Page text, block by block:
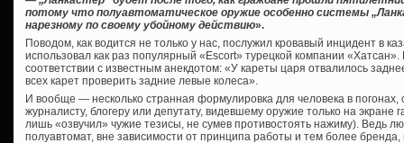
потому что полуавтоматическое оружие особенно системы
нарезному по своему убойному действию».
Поводом, как водится не только у нас, послужил кровавый инцидент в
использовал как раз популярный «Escort» турецкой компании «Хатсан».
соответствии с известным анекдотом: «У кареты царя отвалилось
всех карет проверить задние левые колеса».
И вообще — несколько странная формулировка для человека в
журналисту, блогеру или депутату, видевшему оружие только на экране
лишь «озвучил» чужие тезисы, не сумев противостоять нажиму). Ведь
полуавтомат, вне зависимости от принципа работы и тем более